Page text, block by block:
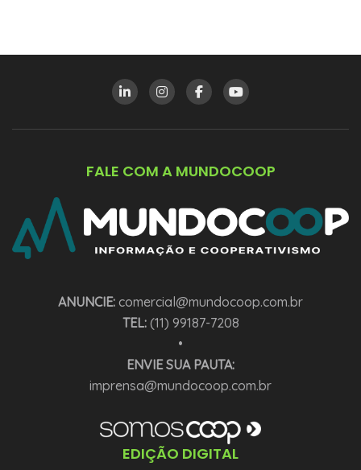
FALE COM A MUNDOCOOP
ANUNCIE: comercial@mundocoop.com.br
TEL:(11) 99187-7208
•
ENVIE SUA PAUTA:
imprensa@mundocoop.com.br
EDIÇÃO DIGITAL